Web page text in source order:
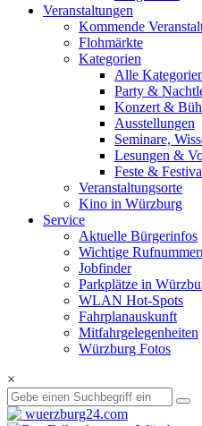
Veranstaltungen
Kommende
Flohmärkte
Kategorien
Alle
Party &
Konzert &
Ausstellungen
Seminare,
Lesungen &
Feste &
Veranstaltungsorte
Kino in Würzburg
Service
Aktuelle Bürgerinfos
Wichtige
Jobfinder
Parkplätze in
WLAN Hot-Spots
Fahrplanauskunft
Mitfahrgelegenheiten
Würzburg Fotos
×